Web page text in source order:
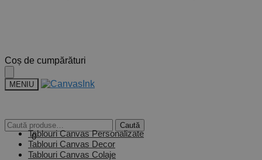
Skip
to
navigation
Skip
to
content
Coș de cumpărături
MENIU
Caută
după:
Caută
0,00lei 0
Tablouri Canvas Personalizate
Tablouri Canvas Decor
Tablouri Canvas Colaje